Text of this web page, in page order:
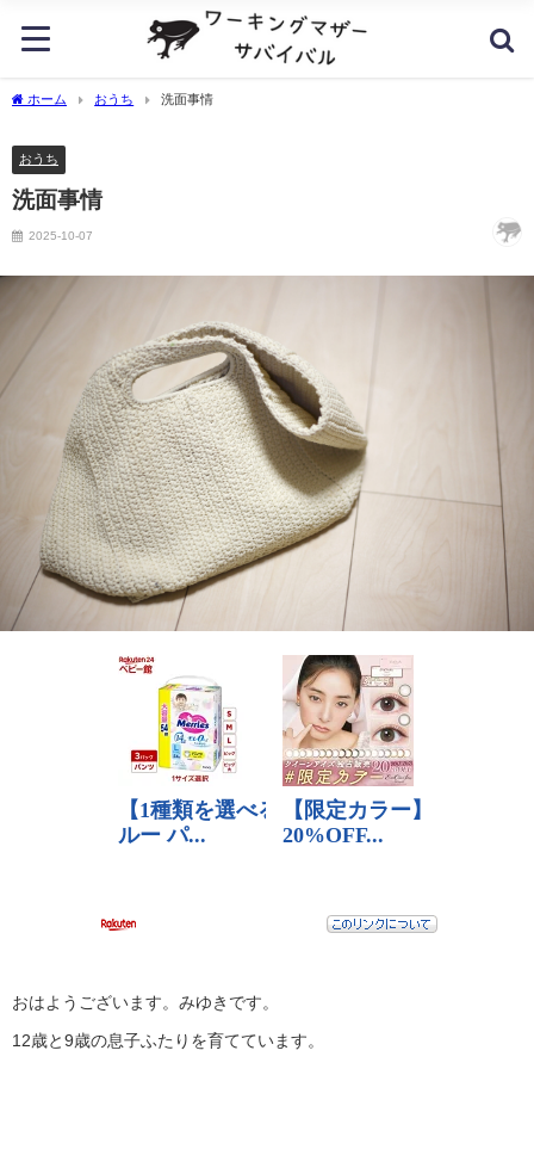
ホーム おうち 洗面事情
おうち
洗面事情
2025-10-07
おはようございます。みゆきです。
12歳と9歳の息子ふたりを育てています。